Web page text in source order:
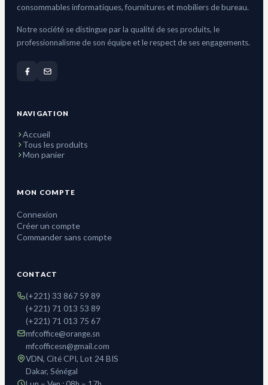
consommables informatiques, fournitures et mobiliers de bureau.
Notre société se distingue par la qualité de ses produits, le
professionnalisme de son équipe et le respect de ses engagements.
NAVIGATION
Accueil
Tous les produits
Mon panier
MON COMPTE
Connexion
Créer un compte
Commander sans compte
CONTACT
(+221) 33 867 59 89
(+221) 71 013 53 89
(+221) 71 013 75 67
mfcoffice@orange.sn
mfcofficesn@gmail.com
VDN, Cité CPI, Lot 24 BIS
Dakar, Sénégal